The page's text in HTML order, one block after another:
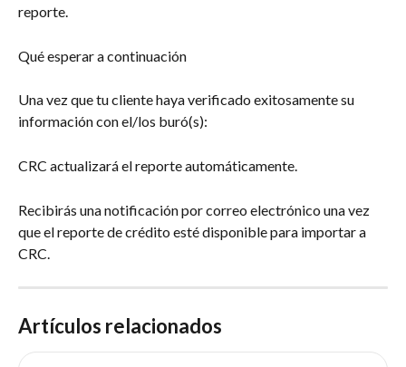
reporte.
Qué esperar a continuación
Una vez que tu cliente haya verificado exitosamente su
información con el/los buró(s):
CRC actualizará el reporte automáticamente.
Recibirás una notificación por correo electrónico una vez
que el reporte de crédito esté disponible para importar a
CRC.
Artículos relacionados